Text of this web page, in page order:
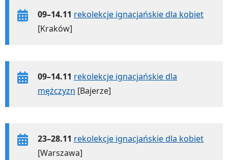
09–14.11 rekolekcje ignacjańskie dla kobiet
[Kraków]
09–14.11 rekolekcje ignacjańskie dla
mężczyzn [Bajerze]
23–28.11 rekolekcje ignacjańskie dla kobiet
[Warszawa]